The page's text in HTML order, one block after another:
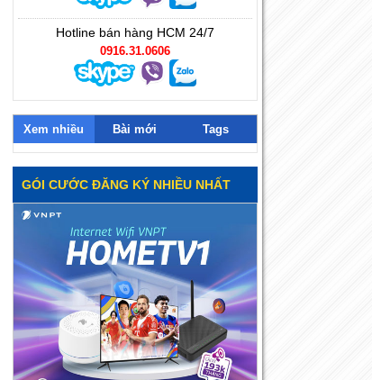
Hotline bán hàng HCM 24/7
0916.31.0606
Xem nhiều Bài mới Tags
GÓI CƯỚC ĐĂNG KÝ NHIỀU NHẤT